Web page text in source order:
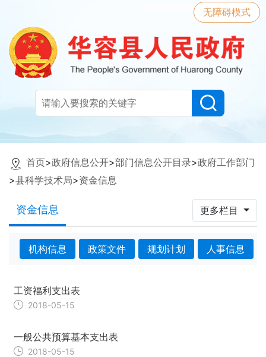
无障碍模式
首页>政府信息公开>部门信息公开目录>政府工作部门
>县科学技术局>资金信息
资金信息 更多栏目
机构信息 政策文件 规划计划 人事信息
工资福利支出表
2018-05-15
一般公共预算基本支出表
2018-05-15